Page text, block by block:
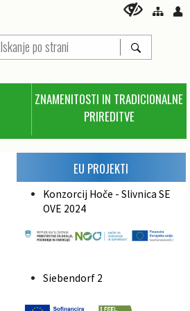
ZNAMENITOSTI IN TRADICIONALNE
PRIREDITVE
EU PROJEKTI
Konzorcij Hoče - Slivnica SE
OVE 2024
Siebendorf 2